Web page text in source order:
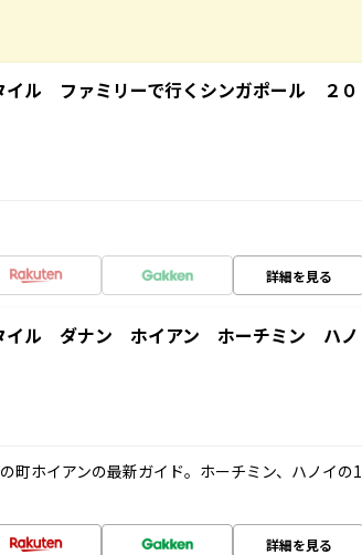
ル ファミリーで行くシンガポール ２０
詳細を見る
イル ダナン ホイアン ホーチミン ハノ
町ホイアンの最新ガイド。ホーチミン、ハノイの1
詳細を見る